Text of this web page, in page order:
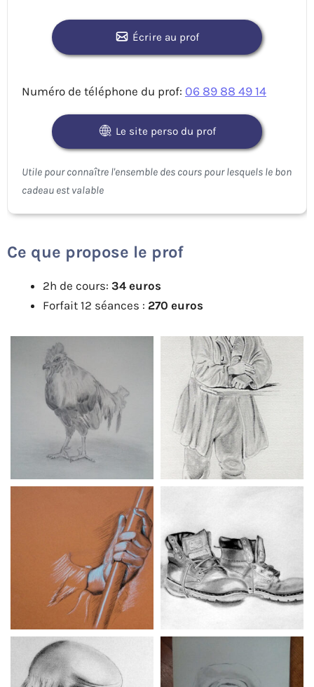
Écrire au prof
Numéro de téléphone du prof: 06 89 88 49 14
Le site perso du prof
Ce que propose le prof
2h de cours: 34 euros
Forfait 12 séances : 270 euros